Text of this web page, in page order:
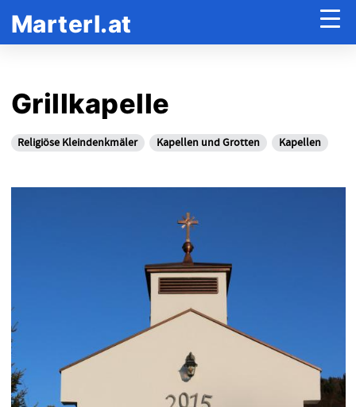
Marterl.at
Grillkapelle
Religiöse Kleindenkmäler Kapellen und Grotten Kapellen